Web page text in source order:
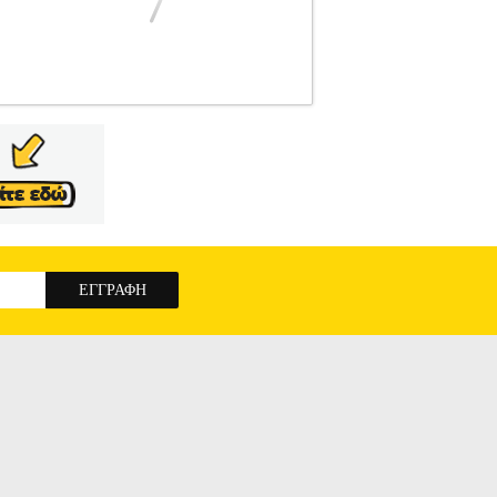
την κομψότητα ενός κλασικού πόλο,
αίσθηση και άνεση στις κινήσεις και τα
στον χρόνο. Το πόλο Ludo προσφέρει
πόλο: Διαχρονική σχεδίαση με άψογη
εμφάνιση.  Λεπτομέρειες που
ύφασμα τσέπης στο ίδιο χρώμα με το
τσέπη. Επιλογή μεγέθους Μετρείστε με μια
με τον παρακάτω πίνακα.
πιο απαιτητικές συνθήκες εργασίας. TB
με ειδίκευση την ένδυση και την
TB GROUP LUDO ΧΑΚΙ M